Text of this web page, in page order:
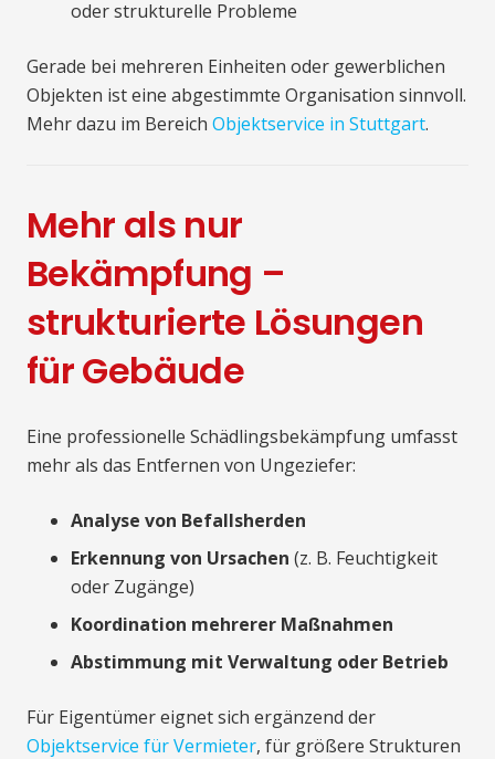
oder strukturelle Probleme
Gerade bei mehreren Einheiten oder gewerblichen
Objekten ist eine abgestimmte Organisation sinnvoll.
Mehr dazu im Bereich Objektservice in Stuttgart.
Mehr als nur
Bekämpfung –
strukturierte Lösungen
für Gebäude
Eine professionelle Schädlingsbekämpfung umfasst
mehr als das Entfernen von Ungeziefer:
Analyse von Befallsherden
Erkennung von Ursachen (z. B. Feuchtigkeit
oder Zugänge)
Koordination mehrerer Maßnahmen
Abstimmung mit Verwaltung oder Betrieb
Für Eigentümer eignet sich ergänzend der
Objektservice für Vermieter, für größere Strukturen